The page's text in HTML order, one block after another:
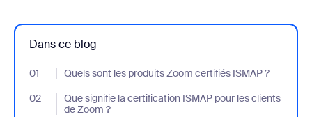
Dans ce blog
01 Quels sont les produits Zoom certifiés ISMAP ?
- Jumplink to Quels sont les produits Zoom certifiés ISMAP ?
02
Que signifie la certification ISMAP pour les clients
de Zoom ?
- Jumplink to Que signifie la certification ISMAP pour les clients